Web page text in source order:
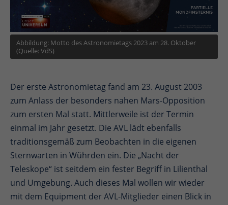
Abbildung: Motto des Astronomietags 2023 am 28. Oktober
(Quelle: VdS)
Der erste Astronomietag fand am 23. August 2003
zum Anlass der besonders nahen Mars-Opposition
zum ersten Mal statt. Mittlerweile ist der Termin
einmal im Jahr gesetzt. Die AVL lädt ebenfalls
traditionsgemäß zum Beobachten in die eigenen
Sternwarten in Wührden ein. Die „Nacht der
Teleskope“ ist seitdem ein fester Begriff in Lilienthal
und Umgebung. Auch dieses Mal wollen wir wieder
mit dem Equipment der AVL-Mitglieder einen Blick in